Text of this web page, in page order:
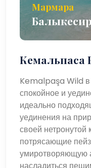
Мармара
Балыкесир
Кемальпаса
Kemalpaşa Wild в
спокойное и
идеально
уединения на
своей нетронутой
потрясающие
умиротворяющую
насладиться